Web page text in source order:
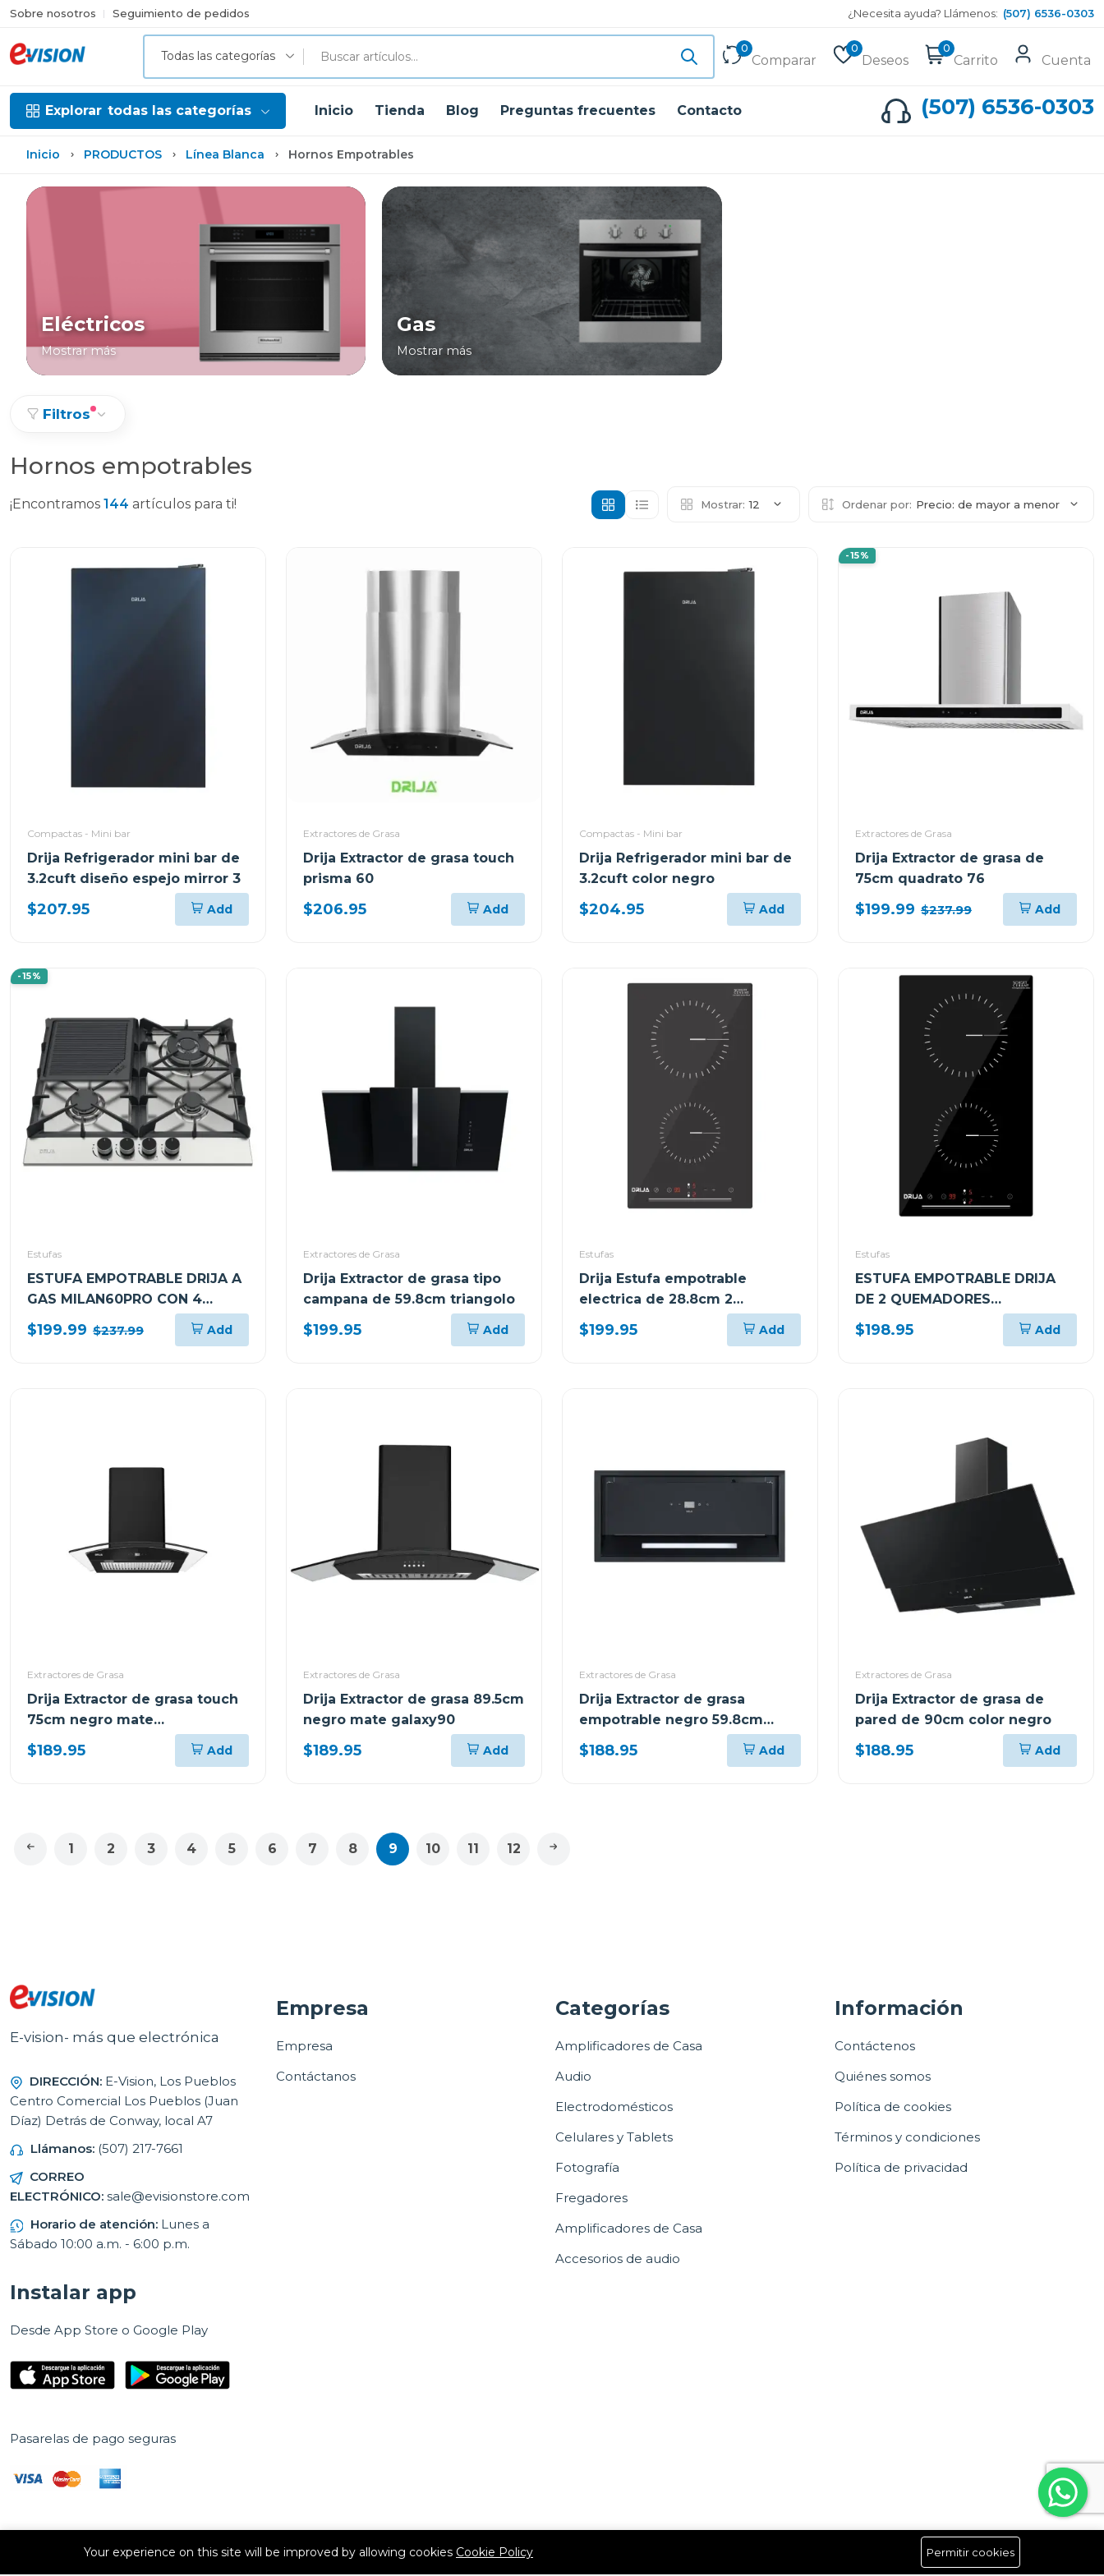
Sobre nosotros Seguimiento de pedidos ¿Necesita ayuda? Llámenos: (507) 6536-0303
Todas las categorías
0
Comparar
0
Deseos
0
Carrito Cuenta
Explorar todas las categorías Inicio Tienda Blog Preguntas frecuentes Contacto (507) 6536-0303
Inicio PRODUCTOS Línea Blanca Hornos Empotrables
Eléctricos
Mostrar más
Gas
Mostrar más
Filtros
Hornos empotrables
¡Encontramos 144 artículos para ti! Mostrar: 12 Ordenar por: Precio: de mayor a menor
Compactas - Mini bar
Drija Refrigerador mini bar de
3.2cuft diseño espejo mirror 3
$207.95 Add
Extractores de Grasa
Drija Extractor de grasa touch
prisma 60
$206.95 Add
Compactas - Mini bar
Drija Refrigerador mini bar de
3.2cuft color negro
$204.95 Add
-15%
Extractores de Grasa
Drija Extractor de grasa de
75cm quadrato 76
$199.99 $237.99 Add
-15%
Estufas
ESTUFA EMPOTRABLE DRIJA A
GAS MILAN60PRO CON 4
QUEMADORES
$199.99 $237.99 Add
Extractores de Grasa
Drija Extractor de grasa tipo
campana de 59.8cm triangolo
$199.95 Add
Estufas
Drija Estufa empotrable
electrica de 28.8cm 2
quemadores control tactil
berlin
$199.95 Add
Estufas
ESTUFA EMPOTRABLE DRIJA
DE 2 QUEMADORES
ELÉCTRICOS ALEMANIA30
$198.95 Add
Extractores de Grasa
Drija Extractor de grasa touch
75cm negro mate
prismatouch76
$189.95 Add
Extractores de Grasa
Drija Extractor de grasa 89.5cm
negro mate galaxy90
$189.95 Add
Extractores de Grasa
Drija Extractor de grasa
empotrable negro 59.8cm
sottile60
$188.95 Add
Extractores de Grasa
Drija Extractor de grasa de
pared de 90cm color negro
$188.95 Add
1 2 3 4 5 6 7 8 9 10 11 12
E-vision- más que electrónica
DIRECCIÓN: E-Vision, Los Pueblos
Centro Comercial Los Pueblos (Juan
Díaz) Detrás de Conway, local A7
Llámanos: (507) 217-7661
CORREO
ELECTRÓNICO: sale@evisionstore.com
Horario de atención: Lunes a
Sábado 10:00 a.m. - 6:00 p.m.
Empresa
Empresa
Contáctanos
Categorías
Amplificadores de Casa
Audio
Electrodomésticos
Celulares y Tablets
Fotografía
Fregadores
Amplificadores de Casa
Accesorios de audio
Información
Contáctenos
Quiénes somos
Política de cookies
Términos y condiciones
Política de privacidad
Instalar app
Desde App Store o Google Play
Pasarelas de pago seguras
Síguenos
Your experience on this site will be improved by allowing cookies Cookie Policy Permitir cookies